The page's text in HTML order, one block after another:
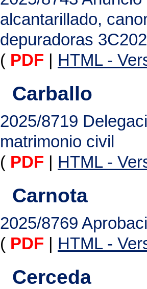
alcantarillado,
depuradoras
( PDF HTML -
Carballo
2025/8719
matrimonio civil
( PDF HTML -
Carnota
2025/8769
( PDF HTML -
Cerceda